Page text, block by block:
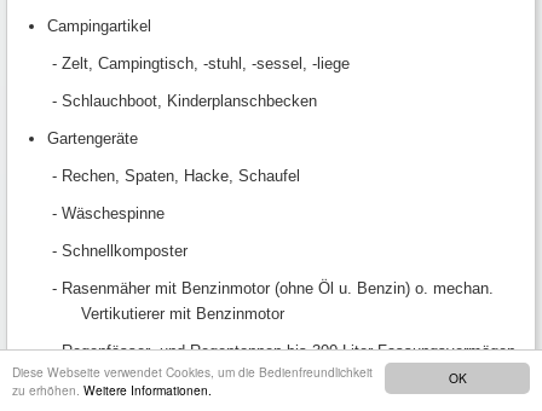
OK
Diese Webseite verwendet Cookies, um die Bedienfreundlichkeit
zu erhöhen. Weitere Informationen.
Campingartikel
- Zelt, Campingtisch, -stuhl, -sessel, -liege
- Schlauchboot, Kinderplanschbecken
Gartengeräte
- Rechen, Spaten, Hacke, Schaufel
- Wäschespinne
- Schnellkomposter
- Rasenmäher mit Benzinmotor (ohne Öl u. Benzin) o. mechan.
Vertikutierer mit Benzinmotor
- Regenfässer- und Regentonnen bis 300 Liter Fassungsvermögen
Gartenmöbel